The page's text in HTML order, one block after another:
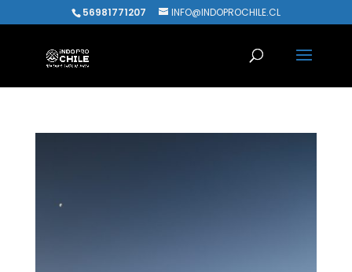
56981771207 INFO@INDOPROCHILE.CL